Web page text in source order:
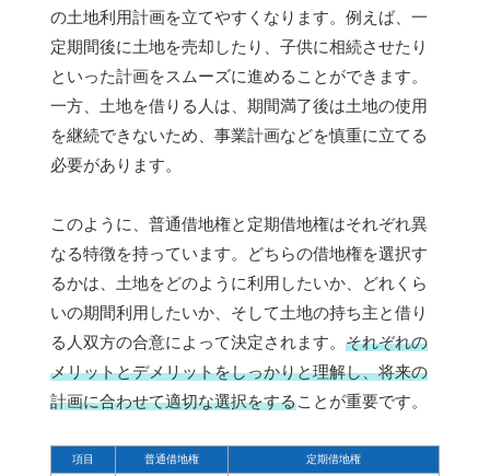
の土地利用計画を立てやすくなります。例えば、一
定期間後に土地を売却したり、子供に相続させたり
といった計画をスムーズに進めることができます。
一方、土地を借りる人は、期間満了後は土地の使用
を継続できないため、事業計画などを慎重に立てる
必要があります。
このように、普通借地権と定期借地権はそれぞれ異
なる特徴を持っています。どちらの借地権を選択す
るかは、土地をどのように利用したいか、どれくら
いの期間利用したいか、そして土地の持ち主と借り
る人双方の合意によって決定されます。 それぞれの
メリットとデメリットをしっかりと理解し、将来の
計画に合わせて適切な選択をすることが重要です。
項目 普通借地権 定期借地権